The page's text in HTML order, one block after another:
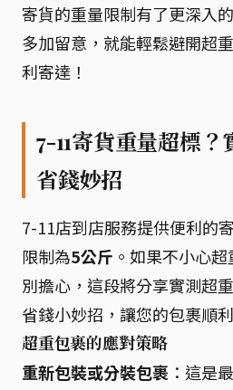
寄貨的重量限制有了更深入
多加留意，就能輕鬆避開超
利寄達！
7-11寄貨重量超標
省錢妙招
7-11店到店服務提供便利的
限制為5公斤 。如果不小心
別擔心，這段將分享實測超
省錢小妙招，讓您的包裹順
超重包裹的應對策略
重新包裝或分裝包裹 ：這是